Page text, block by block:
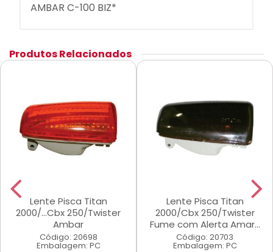
AMBAR C-100 BIZ*
Produtos Relacionados
Lente Pisca Titan
2000/...Cbx 250/Twister
Ambar
Código: 20698
Embalagem: PC
Lente Pisca Titan
2000/Cbx 250/Twister
Fume com Alerta Amar...
Código: 20703
Embalagem: PC